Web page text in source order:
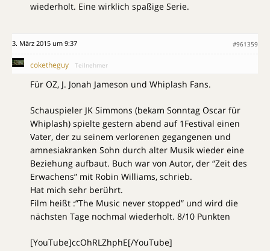
wiederholt. Eine wirklich spaßige Serie.
3. März 2015 um 9:37 #961359
coketheguy Teilnehmer
Für OZ, J. Jonah Jameson und Whiplash Fans.
Schauspieler JK Simmons (bekam Sonntag Oscar für
Whiplash) spielte gestern abend auf 1Festival einen
Vater, der zu seinem verlorenen gegangenen und
amnesiakranken Sohn durch alter Musik wieder eine
Beziehung aufbaut. Buch war von Autor, der “Zeit des
Erwachens” mit Robin Williams, schrieb.
Hat mich sehr berührt.
Film heißt :”The Music never stopped” und wird die
nächsten Tage nochmal wiederholt. 8/10 Punkten
[YouTube]ccOhRLZhphE[/YouTube]